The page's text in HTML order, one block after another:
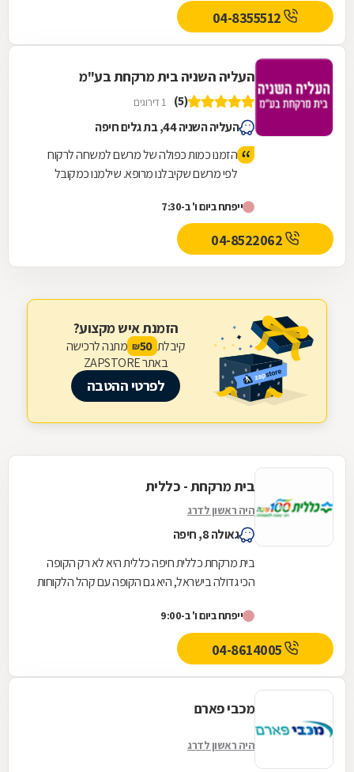
04-8355512
העליה השניה בית מרקחת בע"מ
(5) 1 דירוגים
העליה השניה 44, בת גלים חיפה
הזמנו כמות כפולה של מרשם למשחה לרקוח
לפי מרשם שקיבלנו מרופא. שילמנו כמקובל
שוב את החישוב ומצא שהמחיר יוצא יותר זול.
התרופה הוכנה מאוד מהר וכשאספנו אותה,
צורפה לה שקית העודף בכסף מזומן כהחזר בין
התשלום מראש למחיר שנמצא בחישוב החוזר.
ייפתח ביום ו' ב-7:30
הזמנת איש מקצוע?
קיבלת 50
₪ מתנה לרכישה
באתר ZAPSTORE
לפרטי ההטבה
בית מרקחת - כללית
היה ראשון לדרג
גאולה 8, חיפה
בית מרקחת כללית חיפה כללית היא לא רק הקופה
הכי גדולה בישראל, היא גם הקופה עם קהל הלקוחות
שירות...
ייפתח ביום ו' ב-9:00
04-8614005
מכבי פארם
היה ראשון לדרג